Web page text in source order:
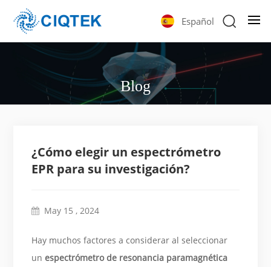
Español
Blog
¿Cómo elegir un espectrómetro
EPR para su investigación?
May 15 , 2024
Hay muchos factores a considerar al seleccionar
unespectrómetro de resonancia paramagnética